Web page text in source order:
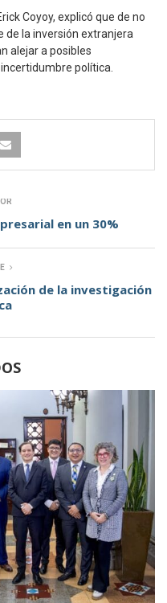
Coyoy, explicó que de no
de la inversión extranjera
alejar a posibles
política.
en un 30%
de la investigación